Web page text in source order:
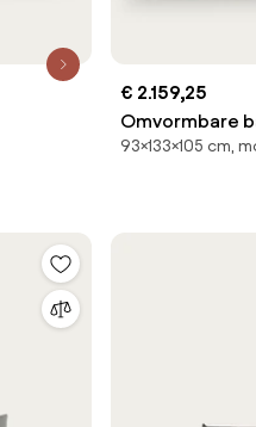
€ 2.159,25
Omvormbare
polyester,
93×133×105 cm,